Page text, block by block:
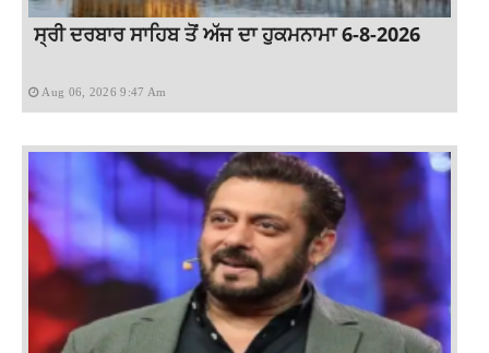
ਸ੍ਰੀ ਦਰਬਾਰ ਸਾਹਿਬ ਤੋਂ ਅੱਜ ਦਾ ਹੁਕਮਨਾਮਾ 6-8-2026
Aug 06, 2026 9:47 Am